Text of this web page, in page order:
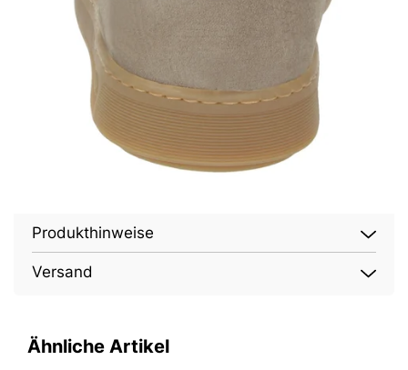
Produkthinweise
Versand
Ähnliche Artikel